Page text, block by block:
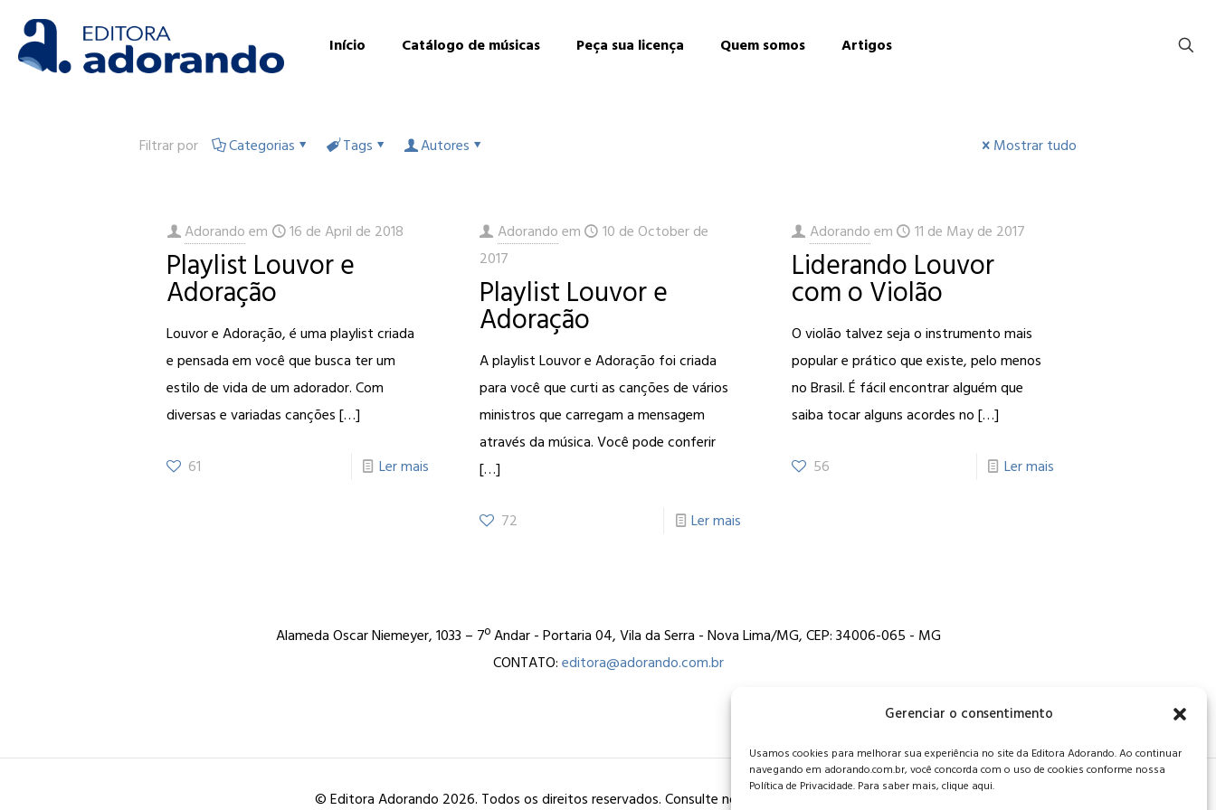
Gerenciar o consentimento
Usamos cookies para melhorar sua experiência no site da Editora Adorando. Ao continuar
navegando em adorando.com.br, você concorda com o uso de cookies conforme nossa
Política de Privacidade. Para saber mais, clique aqui.
Início Catálogo de músicas Peça sua licença Quem somos Artigos
Filtrar por Categorias Tags Autores Mostrar tudo
Adorando em 16 de April de 2018
Playlist Louvor e
Adoração
Louvor e Adoração, é uma playlist criada
e pensada em você que busca ter um
estilo de vida de um adorador. Com
diversas e variadas canções[…]
61 Ler mais
Adorandoem
10 de October de
2017
Playlist Louvor e
Adoração
A playlist Louvor e Adoração foi criada
para você que curti as canções de vários
ministros que carregam a mensagem
através da música. Você pode conferir
[…]
72 Ler mais
Adorandoem 11 de May de 2017
Liderando Louvor
com o Violão
O violão talvez seja o instrumento mais
popular e prático que existe, pelo menos
no Brasil. É fácil encontrar alguém que
saiba tocar alguns acordes no[…]
56 Ler mais
Alameda Oscar Niemeyer, 1033 – 7º Andar - Portaria 04, Vila da Serra - Nova Lima/MG, CEP: 34006-065 - MG
CONTATO:editora@adorando.com.br
© Editora Adorando 2026. Todos os direitos reservados. Consulte nossa